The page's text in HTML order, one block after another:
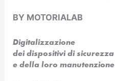
BY MOTORIALAB
Digitalizzazione
dei dispositivi di sicurezza
e della loro manutenzione